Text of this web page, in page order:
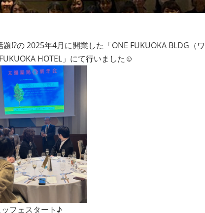
題!?の 2025年4月に開業した「ONE FUKUOKA BLDG（
HOTEL」にて行いました☺
フェスタート♪